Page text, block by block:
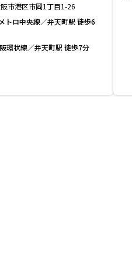
市港区市岡1丁目1-26
トロ中央線／弁天町駅 徒歩6
環状線／弁天町駅 徒歩7分